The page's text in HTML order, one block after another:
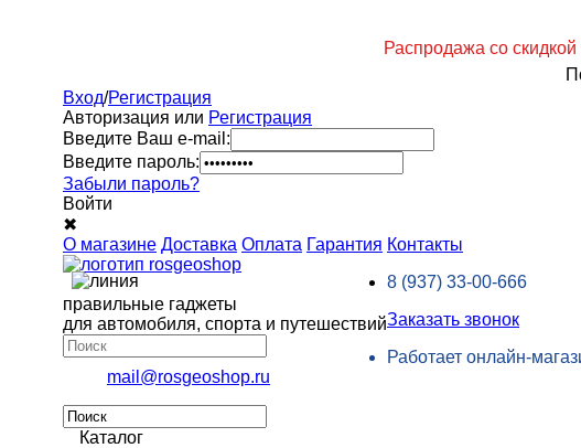
Распродажа со скидкой
Вход/Регистрация
Авторизация или Регистрация
Введите Ваш e-mail:
Введите пароль:
Забыли пароль?
Войти
✖
О магазине Доставка Оплата Гарантия Контакты
правильные гаджеты
для автомобиля, спорта и путешествий
8 (937) 33-00-666
Заказать звонок
Работает онлайн-
mail@rosgeoshop.ru
Каталог